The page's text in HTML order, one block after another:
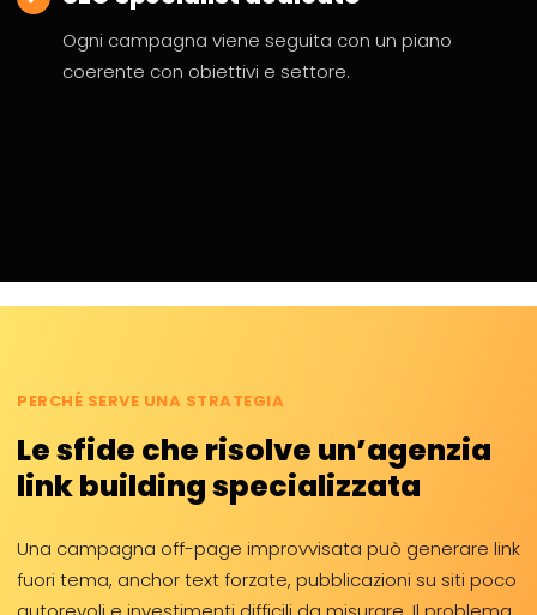
Ogni campagna viene seguita con un piano
coerente con obiettivi e settore.
PERCHÉ SERVE UNA STRATEGIA
Le sfide che risolve un’agenzia
link building specializzata
Una campagna off-page improvvisata può generare link
fuori tema, anchor text forzate, pubblicazioni su siti poco